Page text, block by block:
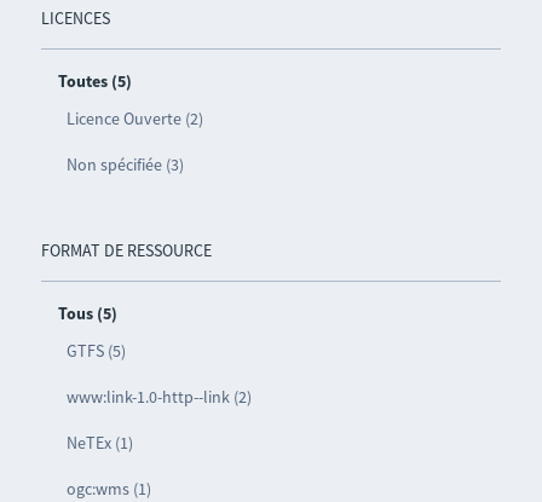
LICENCES
Toutes (5)
Licence Ouverte (2)
Non spécifiée (3)
FORMAT DE RESSOURCE
Tous (5)
GTFS (5)
www:link-1.0-http--link (2)
NeTEx (1)
ogc:wms (1)